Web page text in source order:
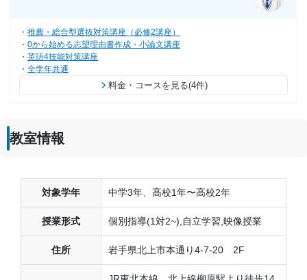
推薦・総合型選抜対策講座（必修2講座）
0から始める志望理由書作成・小論文講座
英語4技能対策講座
全学年共通
料金・コースを見る(4件)
教室情報
対象学年 中学3年、高校1年〜高校2年
授業形式 個別指導(1対2~),自立学習,映像授業
住所 岩手県北上市本通り4-7-20 2F